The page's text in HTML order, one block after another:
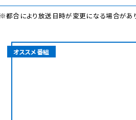
都合により放送日時が変更になる場合があ
オススメ番組